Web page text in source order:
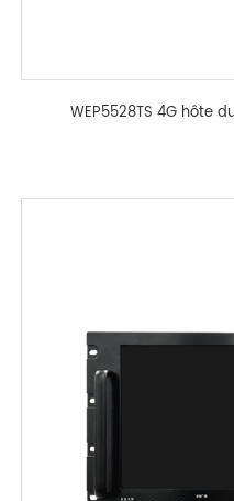
WEP5528TS 4G hôte